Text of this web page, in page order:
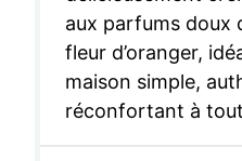
aux parfums doux
fleur d’oranger,
maison simple,
réconfortant à